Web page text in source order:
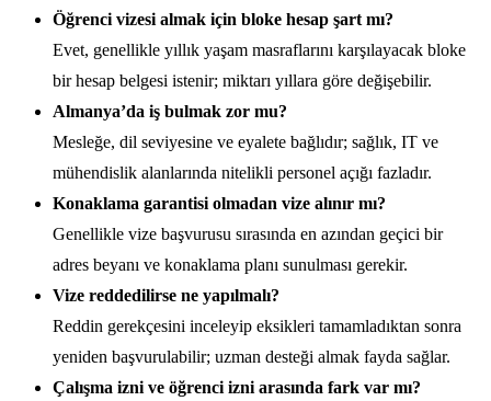
Öğrenci vizesi almak için bloke hesap şart mı?
Evet, genellikle yıllık yaşam masraflarını karşılayacak bloke
bir hesap belgesi istenir; miktarı yıllara göre değişebilir.
Almanya’da iş bulmak zor mu?
Mesleğe, dil seviyesine ve eyalete bağlıdır; sağlık, IT ve
mühendislik alanlarında nitelikli personel açığı fazladır.
Konaklama garantisi olmadan vize alınır mı?
Genellikle vize başvurusu sırasında en azından geçici bir
adres beyanı ve konaklama planı sunulması gerekir.
Vize reddedilirse ne yapılmalı?
Reddin gerekçesini inceleyip eksikleri tamamladıktan sonra
yeniden başvurulabilir; uzman desteği almak fayda sağlar.
Çalışma izni ve öğrenci izni arasında fark var mı?